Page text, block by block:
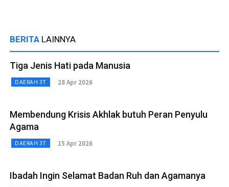
BERITA LAINNYA
Tiga Jenis Hati pada Manusia
DAERAH 3T 28 Apr 2026
Membendung Krisis Akhlak butuh Peran Penyulu
Agama
DAERAH 3T 15 Apr 2026
Ibadah Ingin Selamat Badan Ruh dan Agamanya